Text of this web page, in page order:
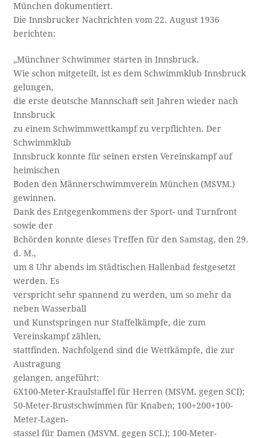
München dokumentiert.
Die Innsbrucker Nachrichten vom 22. August 1936
berichten:
„Münchner Schwimmer starten in Innsbruck.
Wie schon mitgeteilt, ist es dem Schwimmklub Innsbruck
gelungen,
die erste deutsche Mannschaft seit Jahren wieder nach
Innsbruck
zu einem Schwimmwettkampf zu verpflichten. Der
Schwimmklub
Innsbruck konnte für seinen ersten Vereinskampf auf
heimischen
Boden den Männerschwimmverein München (MSVM.)
gewinnen.
Dank des Entgegenkommens der Sport- und Turnfront
sowie der
Bchörden konnte dieses Treffen für den Samstag, den 29.
d. M.,
um 8 Uhr abends im Städtischen Hallenbad festgesetzt
werden. Es
verspricht sehr spannend zu werden, um so mehr da
neben Wasserball
und Kunstspringen nur Staffelkämpfe, die zum
Vereinskampf zählen,
stattfinden. Nachfolgend sind die Wettkämpfe, die zur
Austragung
gelangen, angeführt:
6X100-Meter-Kraulstaffel für Herren (MSVM. gegen SCI);
50-Meter-Brustschwimmen für Knaben; 100+200+100-
Meter-Lagen-
stassel für Damen (MSVM. gegen SCI.); 100-Meter-